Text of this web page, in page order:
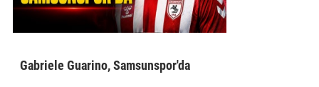
Gabriele Guarino, Samsunspor'da